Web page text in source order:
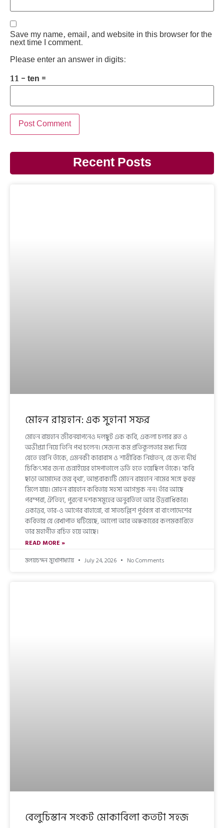
Save my name, email, and website in this browser for the
next time I comment.
Please enter an answer in digits:
11 − ten =
Recent Posts
মোহন রায়হান: এক সুহানা সফর
মোহন রায়হান জীবনযাপনেও দলছুট এক কবি, একলা চলার ব্রত ও
অভীপ্সা নিয়ে তিনি পথ চলেন। সেজন্য কম প্রতিকূলতার মধ্য দিয়ে
যেতে হয়নি তাঁকে, এমনকী কারাবাস ও শারীরিক নির্যাতন, যে জন্য দীর্ঘ
চিকিৎসার জন্য চেন্নাইয়ের হাসপাতালে ভর্তি হতে হয়েছিল তাঁকে। ‘কবি
ছাড়া আমাদের জয় বৃথা’, আপ্তবাক্যটি মোহন রায়হান নামের সঙ্গে হুবহু
মিলে যায়। মোহন রায়হান কবিতায় সহসা আগন্তুক নন। তাঁর আছে
পরম্পরা, ঐতিহ্য, পুরনো দশকসমূহের অনুবর্তিতা আর উত্তরাধিকার।
একাত্তর, তার-ও আগের বাহান্নো, বা সাতচল্লিশ পূর্ববঙ্গ বা বাংলাদেশের
কবিতায় যে রেখাপাত ঘটিয়েছে, আলো আর অন্ধকারের কলমকারিতে
তার মহাগীত রচিত হয়ে আছে।
READ MORE »
মলয়চন্দন মুখোপাধ্যায়
July 24, 2026 No Comments
বেলুচিস্তান সংকট মোকাবিলা কতটা সহজ